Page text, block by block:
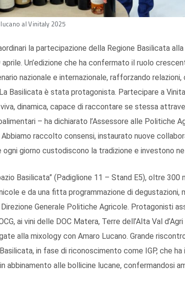
al Vinitaly 2025
la partecipazione della Regione Basilicata alla
Un’edizione che ha confermato il ruolo
nazionale e internazionale, rafforzando relazioni,
Basilicata è stata protagonista. Partecipare a
viva, dinamica, capace di raccontare se stessa
– ha dichiarato l’Assessore alle Politiche
Abbiamo raccolto consensi, instaurato nuove
giorno custodiscono la tradizione e investono
Basilicata” (Padiglione 11 – Stand E5), oltre
e da una fitta programmazione di degustazioni,
Generale Politiche Agricole. Protagonisti
ai vini delle DOC Matera, Terre dell’Alta Val
alla mixology con Amaro Lucano. Grande
in fase di riconoscimento come IGP, che
abbinamento alle bollicine lucane, confermandosi